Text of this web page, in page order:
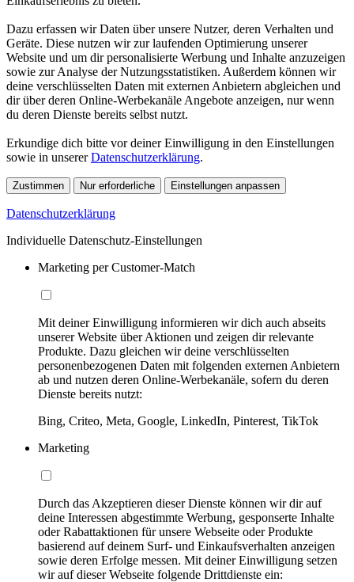
Dazu erfassen wir Daten über unsere Nutzer, deren Verhalten und
Geräte. Diese nutzen wir zur laufenden Optimierung unserer
Website und um dir personalisierte Werbung und Inhalte anzuzeigen
sowie zur Analyse der Nutzungsstatistiken. Außerdem können wir
deine verschlüsselten Daten mit externen Anbietern abgleichen und
dir über deren Online-Werbekanäle Angebote anzeigen, nur wenn
du deren Dienste bereits selbst nutzt.
Erkundige dich bitte vor deiner Einwilligung in den Einstellungen
sowie in unsererDatenschutzerklärung.
Zustimmen Nur erforderliche Einstellungen anpassen
Datenschutzerklärung
Individuelle Datenschutz-Einstellungen
Marketing per Customer-Match
Mit deiner Einwilligung informieren wir dich auch abseits
unserer Website über Aktionen und zeigen dir relevante
Produkte. Dazu gleichen wir deine verschlüsselten
personenbezogenen Daten mit folgenden externen Anbietern
ab und nutzen deren Online-Werbekanäle, sofern du deren
Dienste bereits nutzt:
Bing, Criteo, Meta, Google, LinkedIn, Pinterest, TikTok
Marketing
Durch das Akzeptieren dieser Dienste können wir dir auf
deine Interessen abgestimmte Werbung, gesponserte Inhalte
oder Rabattaktionen für unsere Webseite oder Produkte
basierend auf deinem Surf- und Einkaufsverhalten anzeigen
sowie deren Erfolge messen. Mit deiner Einwilligung setzen
wir auf dieser Webseite folgende Drittdienste ein: